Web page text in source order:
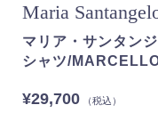
Maria
マリア・サンタン
シャツ/
¥29,700（税込）